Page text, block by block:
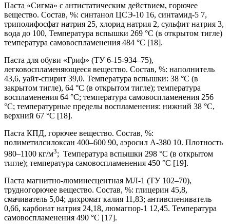
Паста «Сигма» с антистатическим действием, горючее
вещество. Состав, %: синтанол ЦСЭ-10 16, синтамид-5 7,
триполифосфат натрия 25, хлорид натрия 2, сульфит натрия 3,
вода до 100, Температура вспышки 269 °С (в открытом тигле)
температура самовоспламенения 484 °С [18].
Паста для обуви «Гриф» (ТУ 6-15-934–75),
легковоспламеняющееся вещество. Состав, %: наполнитель
43,6, уайт-спирит 39,0. Температура вспышки: 38 °С (в
закрытом тигле), 64 °С (в открытом тигле); температура
воспламенения 64 °С; температура самовоспламенения 256
°С; температурные пределы воспламенения: нижний 38 °С,
верхний 67 °С [18].
Паста КПД, горючее вещество. Состав, %:
полиметилсилоксан 400–600 90, аэросил А-380 10. Плотность
980–1100 кг/м3; Температура вспышки 298 °С (в открытом
тигле); температура самовоспламенения 450 °С [19].
Паста магнитно-люминесцентная МЛ-1 (ТУ 102–70),
трудногорючее вещество. Состав, %: глицерин 45,8,
смачиватель 5,04; дихромат калия 11,83; антивспениватель
0,66, карбонат натрия 24,18, люмагпор-1 12,45. Температура
самовоспламенения 490 °С [17].